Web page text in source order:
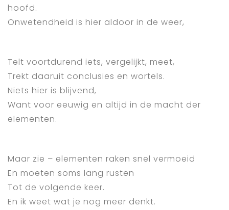
hoofd.
Onwetendheid is hier aldoor in de weer,
Telt voortdurend iets, vergelijkt, meet,
Trekt daaruit conclusies en wortels.
Niets hier is blijvend,
Want voor eeuwig en altijd in de macht der
elementen.
Maar zie – elementen raken snel vermoeid
En moeten soms lang rusten
Tot de volgende keer.
En ik weet wat je nog meer denkt.